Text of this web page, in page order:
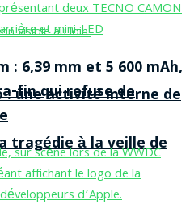
: une activité interne de
tragédie à la veille de
: 6,39 mm et 5 600 mAh,
fin qui refuse de